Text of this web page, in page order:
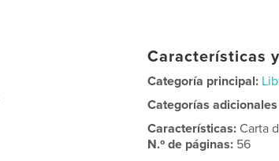
Características
Categoría principal:
Categorías adicionales
Características:Carta
N.º de páginas: 56